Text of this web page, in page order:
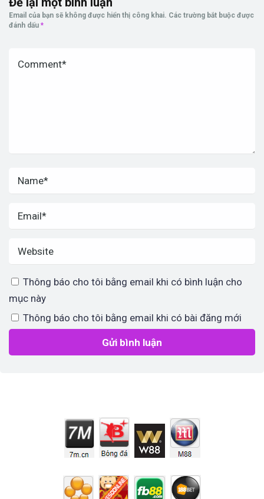
Email của bạn sẽ không được hiển thị công khai. Các trường bắt buộc được
đánh dấu *
Thông báo cho tôi bằng email khi có bình luận cho
mục này
Thông báo cho tôi bằng email khi có bài đăng mới